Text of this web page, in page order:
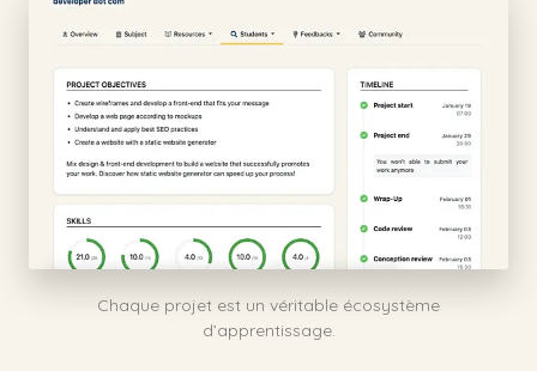
Chaque projet est un véritable écosystème
d’apprentissage.